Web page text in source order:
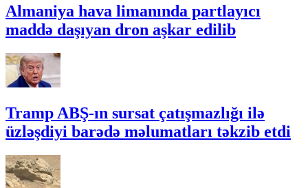
Almaniya hava limanında partlayıcı
maddə daşıyan dron aşkar edilib
Tramp ABŞ-ın sursat çatışmazlığı ilə
üzləşdiyi barədə məlumatları təkzib etdi